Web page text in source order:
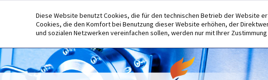
Diese Website benutzt Cookies, die für den technischen Betrieb der Website
Cookies, die den Komfort bei Benutzung dieser Website erhöhen, der
und sozialen Netzwerken vereinfachen sollen, werden nur mit Ihrer